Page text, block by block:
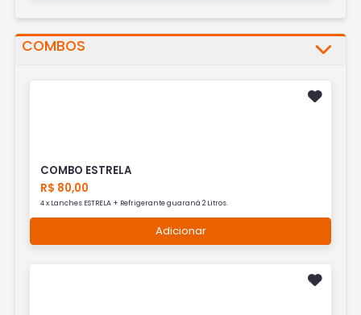
COMBOS
COMBO ESTRELA
R$ 80,00
4 x Lanches ESTRELA + Refrigerante guaraná 2 Litros.
Adicionar